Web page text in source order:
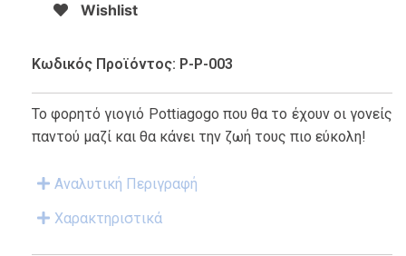
Wishlist
Κωδικός Προϊόντος: P-P-003
Το φορητό γιογιό Pottiagogo που θα το έχουν οι γονείς
παντού μαζί και θα κάνει την ζωή τους πιο εύκολη!
Αναλυτική Περιγραφή
Χαρακτηριστικά